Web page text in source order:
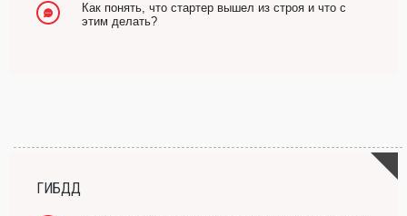
Как понять, что стартер вышел из строя и что с
этим делать?
ГИБДД